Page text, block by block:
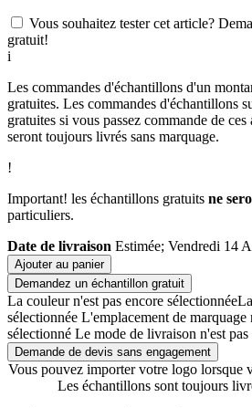
Vous souhaitez tester cet article?
gratuit!
i
Les commandes d'échantillons d'un
gratuites. Les commandes d'échantillons
gratuites si vous passez commande de
seront toujours livrés sans marquage.
!
Important! les échantillons gratuits ne
particuliers.
Date de livraison Estimée; Vendredi 14
Ajouter au panier
Demandez un échantillon gratuit
La couleur n'est pas encore sélectionnée
sélectionnée L'emplacement de marquage
sélectionné Le mode de livraison n'est
Demande de devis sans engagement
Vous pouvez importer votre logo lorsque
Les échantillons sont toujours